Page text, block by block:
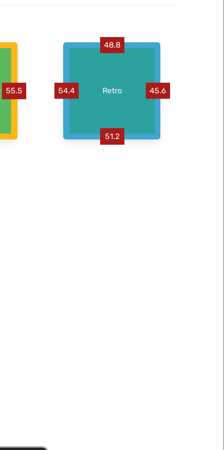
55.5 Retro
54.4 45.6
48.8
51.2